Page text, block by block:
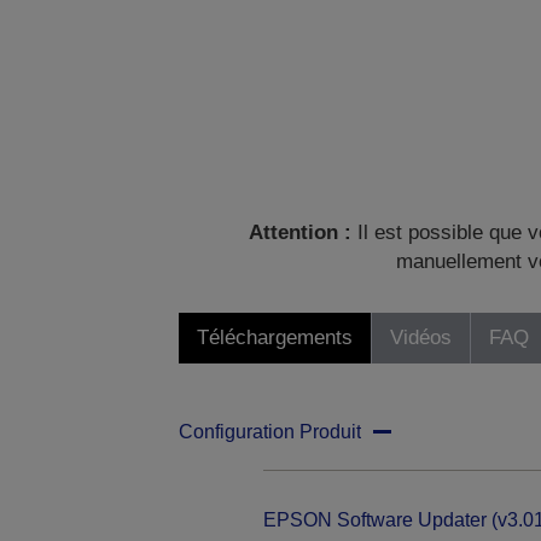
Attention :
Il est possible que
manuellement
Téléchargements Vidéos FAQ
Configuration Produit
EPSON Software Updater